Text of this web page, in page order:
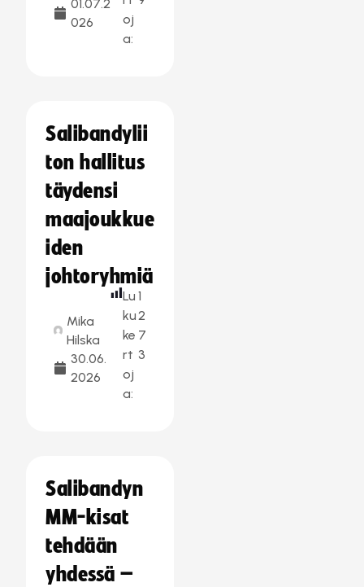
01.07.2
026
oj
a:
Salibandylii
ton hallitus
täydensi
maajoukkue
iden
johtoryhmiä
Mika
Hilska
30.06.
2026
Lu
ku
ke
rt
oj
a:
1
2
7
3
Salibandyn
MM-kisat
tehdään
yhdessä –